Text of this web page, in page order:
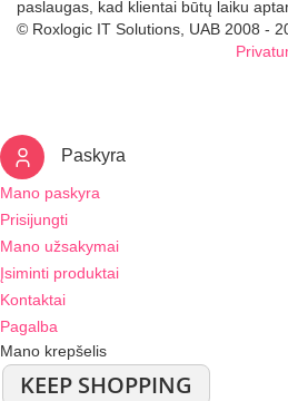
paslaugas, kad klientai būtų laiku
© Roxlogic IT Solutions, UAB 2008 -
Paskyra
Mano paskyra
Prisijungti
Mano užsakymai
Įsiminti produktai
Kontaktai
Pagalba
Mano krepšelis
KEEP SHOPPING